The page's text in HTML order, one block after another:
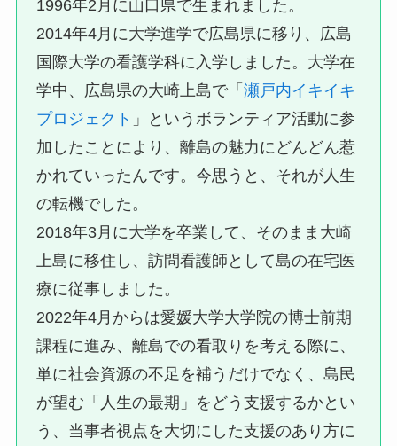
1996年2月に山口県で生まれました。
2014年4月に大学進学で広島県に移り、広島
国際大学の看護学科に入学しました。大学在
学中、広島県の大崎上島で「瀬戸内イキイキ
プロジェクト 」というボランティア活動に参
加したことにより、離島の魅力にどんどん惹
かれていったんです。今思うと、それが人生
の転機でした。
2018年3月に大学を卒業して、そのまま大崎
上島に移住し、訪問看護師として島の在宅医
療に従事しました。
2022年4月からは愛媛大学大学院の博士前期
課程に進み、離島での看取りを考える際に、
単に社会資源の不足を補うだけでなく、島民
が望む「人生の最期」をどう支援するかとい
う、当事者視点を大切にした支援のあり方に